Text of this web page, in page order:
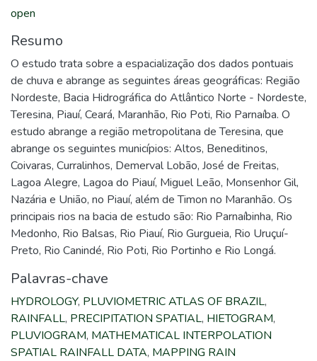
open
Resumo
O estudo trata sobre a espacialização dos dados pontuais
de chuva e abrange as seguintes áreas geográficas: Região
Nordeste, Bacia Hidrográfica do Atlântico Norte - Nordeste,
Teresina, Piauí, Ceará, Maranhão, Rio Poti, Rio Parnaíba. O
estudo abrange a região metropolitana de Teresina, que
abrange os seguintes municípios: Altos, Beneditinos,
Coivaras, Curralinhos, Demerval Lobão, José de Freitas,
Lagoa Alegre, Lagoa do Piauí, Miguel Leão, Monsenhor Gil,
Nazária e União, no Piauí, além de Timon no Maranhão. Os
principais rios na bacia de estudo são: Rio Parnaíbinha, Rio
Medonho, Rio Balsas, Rio Piauí, Rio Gurgueia, Rio Uruçuí-
Preto, Rio Canindé, Rio Poti, Rio Portinho e Rio Longá.
Palavras-chave
HYDROLOGY, PLUVIOMETRIC ATLAS OF BRAZIL,
RAINFALL, PRECIPITATION SPATIAL, HIETOGRAM,
PLUVIOGRAM, MATHEMATICAL INTERPOLATION
SPATIAL RAINFALL DATA, MAPPING RAIN